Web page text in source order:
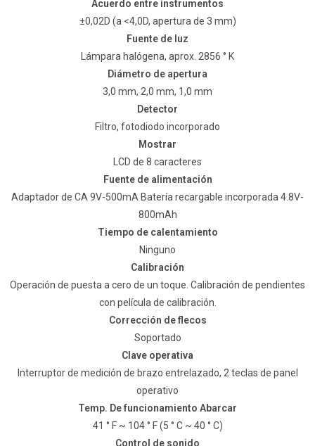
Acuerdo entre instrumentos
±0,02D (a <4,0D, apertura de 3 mm)
Fuente de luz
Lámpara halógena, aprox. 2856 ° K
Diámetro de apertura
3,0 mm, 2,0 mm, 1,0 mm
Detector
Filtro, fotodiodo incorporado
Mostrar
LCD de 8 caracteres
Fuente de alimentación
Adaptador de CA 9V-500mA Batería recargable incorporada 4.8V-
800mAh
Tiempo de calentamiento
Ninguno
Calibración
Operación de puesta a cero de un toque. Calibración de pendientes
con película de calibración.
Corrección de flecos
Soportado
Clave operativa
Interruptor de medición de brazo entrelazado, 2 teclas de panel
operativo
Temp. De funcionamiento Abarcar
41 ° F ~ 104 ° F (5 ° C ~ 40 ° C)
Control de sonido